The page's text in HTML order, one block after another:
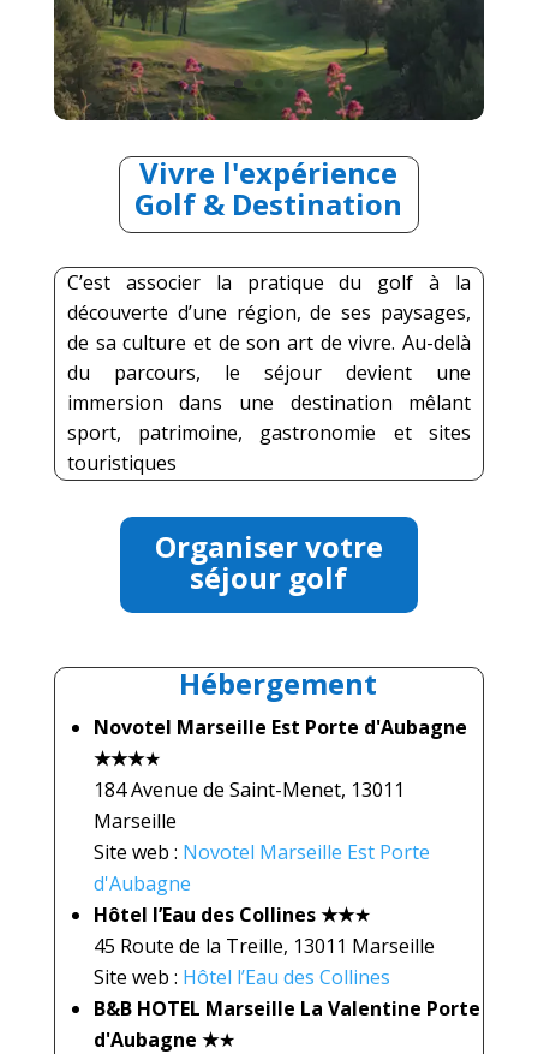
Vivre l'expérience
Golf & Destination
C’est associer la pratique du golf à la
découverte d’une région, de ses paysages,
de sa culture et de son art de vivre.Au-delà
du parcours, le séjour devient une
immersion dans une destination mêlant
sport, patrimoine, gastronomie et sites
touristiques
Organiser votre
séjour golf
Hébergement
Novotel Marseille Est Porte d'Aubagne
★★★★
184 Avenue de Saint-Menet, 13011
Marseille
Site web : Novotel Marseille Est Porte
d'Aubagne
Hôtel l’Eau des Collines ★★★
45 Route de la Treille, 13011 Marseille
Site web : Hôtel l’Eau des Collines
B&B HOTEL Marseille La Valentine Porte
d'Aubagne ★★